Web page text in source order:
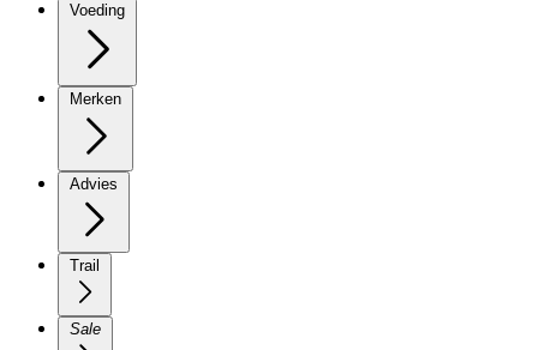
Voeding
Merken
Advies
Trail
Sale